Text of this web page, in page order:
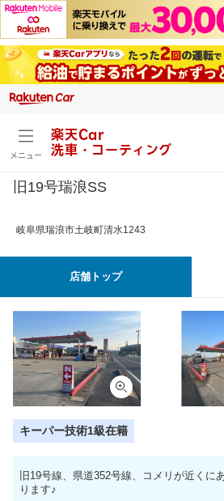
メニュー
楽天Car
洗車・コーティング
旧19号瑞浪SS
岐阜県瑞浪市土岐町清水1243
店舗トップ
キーパー技術1級在籍
旧19号線、県道352号線、コメリが近くに
ります♪